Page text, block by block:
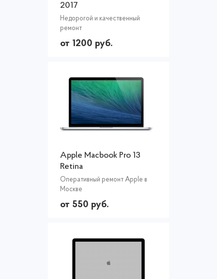
2017
Недорогой и качественный
ремонт
от 1200 руб.
Apple Macbook Pro 13
Retina
Оперативный ремонт Apple в
Москве
от 550 руб.